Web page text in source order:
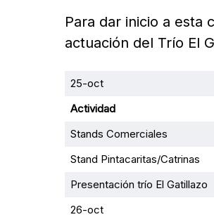
Para dar inicio a esta
actuación del Trío El
25-oct
Actividad
Stands Comerciales
Stand Pintacaritas/Catrinas
Presentación trío El Gatillazo
26-oct